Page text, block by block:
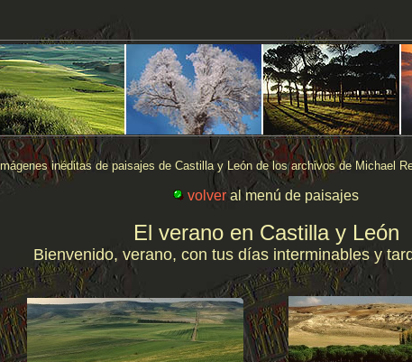
Imágenes inéditas de paisajes de Castilla y León de los archivos de Michael
volver al menú de paisajes
El verano en Castilla y León
Bienvenido, verano, con tus días interminables y